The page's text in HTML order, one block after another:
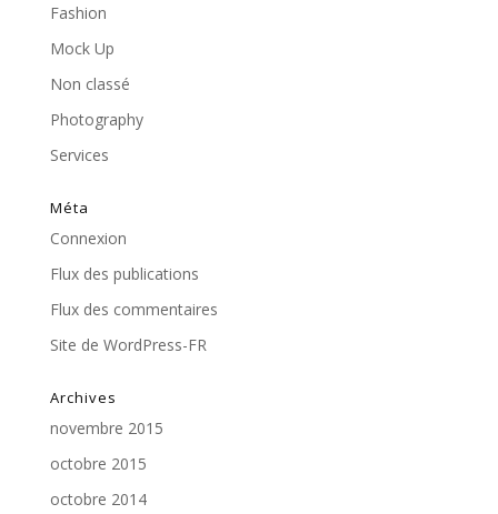
Fashion
Mock Up
Non classé
Photography
Services
Méta
Connexion
Flux des publications
Flux des commentaires
Site de WordPress-FR
Archives
novembre 2015
octobre 2015
octobre 2014